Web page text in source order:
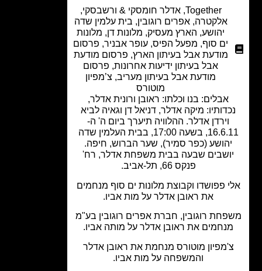
Together
,אדלר חומסקי & ורשבסקי,
אלקטרה,אפרים רוגובין, בית עלמין שדה
הארץ מעסיק, מלונות דן,מלונות
ים סוף
מפעל הפיס,עופר אבניר,פרסום
מודעת אבל בעיתון הארץ,פרסום מודעת
אבל בעיתון ידיעות אחרונות,פרסום
מודעת אבל בעיתון מעריב, צ’מפיון
אבלים: בנו וכלתו: ראובן ורונית אדלר,
מיקה אדלר, דניאל דן וגאיה לביא
וירדן אדלר. ההלוויה תיערך ביום ה' ה-
16.6.11, בשעה 17:00, בבית העלמין שדה
(כפר סמיר), שער הברוש, חיפה.
שבעה בבית משפחת אדלר, רח'
פפושדו וקבוצת מלונות ים סוף מנחמים
את ראובן אדלר על מות אביו.
רוגובין, חברת אפרים רוגובין בע"מ
את ראובן אדלר על מותה אביו.
מוטורס מנחמת את ראובן אדלר
והמשפחה על מות אביו.